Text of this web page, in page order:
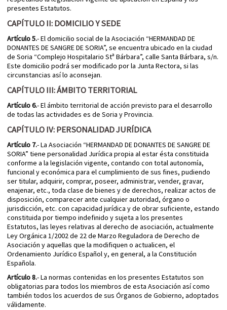
presentes Estatutos.
CAPÍTULO II: DOMICILIO Y SEDE
Artículo 5.- El domicilio social de la Asociación “HERMANDAD DE
DONANTES DE SANGRE DE SORIA”, se encuentra ubicado en la ciudad
de Soria “Complejo Hospitalario Stª Bárbara”, calle Santa Bárbara, s/n.
Este domicilio podrá ser modificado por la Junta Rectora, si las
circunstancias así lo aconsejan.
CAPÍTULO III: ÁMBITO TERRITORIAL
Artículo 6.- El ámbito territorial de acción previsto para el desarrollo
de todas las actividades es de Soria y Provincia.
CAPÍTULO IV: PERSONALIDAD JURÍDICA
Artículo 7.- La Asociación “HERMANDAD DE DONANTES DE SANGRE DE
SORIA” tiene personalidad Jurídica propia al estar ésta constituida
conforme a la legislación vigente, contando con total autonomía,
funcional y económica para el cumplimiento de sus fines, pudiendo
ser titular, adquirir, comprar, poseer, administrar, vender, gravar,
enajenar, etc., toda clase de bienes y de derechos, realizar actos de
disposición, comparecer ante cualquier autoridad, órgano o
jurisdicción, etc. con capacidad jurídica y de obrar suficiente, estando
constituida por tiempo indefinido y sujeta a los presentes
Estatutos, las leyes relativas al derecho de asociación, actualmente
Ley Orgánica 1/2002 de 22 de Marzo Reguladora de Derecho de
Asociación y aquellas que la modifiquen o actualicen, el
Ordenamiento Jurídico Español y, en general, a la Constitución
Española.
Artículo 8.- La normas contenidas en los presentes Estatutos son
obligatorias para todos los miembros de esta Asociación así como
también todos los acuerdos de sus Órganos de Gobierno, adoptados
válidamente.